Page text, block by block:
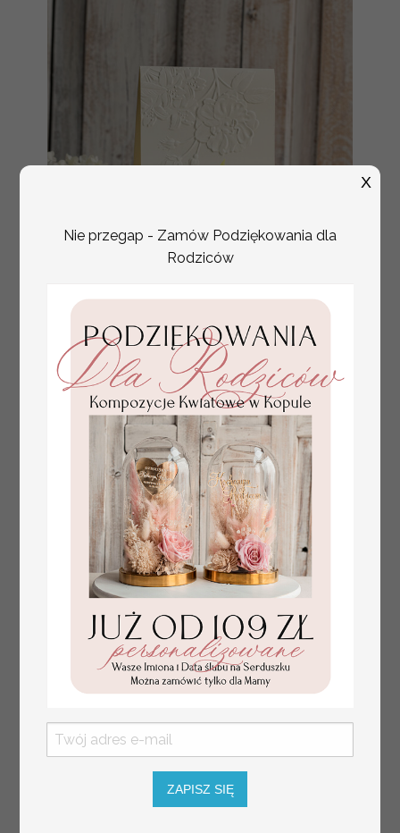
numerki na stół weselny
z tłoczonymi kwiatami,
eleganckie numerki na
stoły weselne, tłoczone
numerki na stół weselny,
dekoracja stołów
weselnych tłoczone
10 PLN/13.00 PLN
Nie przegap - Zamów Podziękowania dla
Rodziców
ZAPISZ SIĘ
X